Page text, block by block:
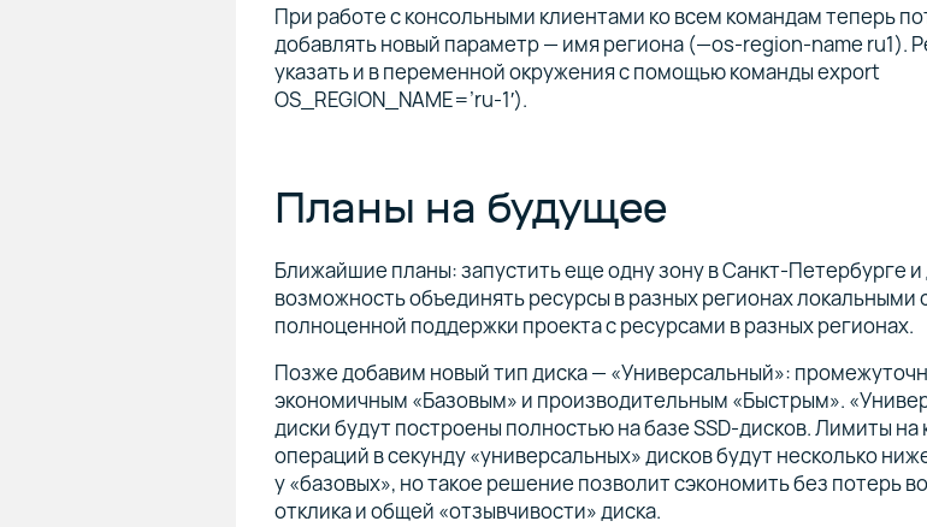
При работе с консольными клиентами ко всем командам теперь
добавлять новый параметр — имя региона (—os-region-name ru1).
указать и в переменной окружения с помощью команды export
OS_REGION_NAME=’ru-1′).
Планы на будущее
Ближайшие планы: запустить еще одну зону в Санкт-Петербурге и
возможность объединять ресурсы в разных регионах локальными
полноценной поддержки проекта с ресурсами в разных регионах.
Позже добавим новый тип диска — «Универсальный»:
экономичным «Базовым» и производительным «Быстрым».
диски будут построены полностью на базе SSD-дисков. Лимиты на
операций в секунду «универсальных» дисков будут несколько
у «базовых», но такое решение позволит сэкономить без потерь
отклика и общей «отзывчивости» диска.